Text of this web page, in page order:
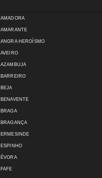
AMADORA
AMARANTE
ANGRA HEROÍSMO
AVEIRO
AZAMBUJA
BARREIRO
BEJA
BENAVENTE
BRAGA
BRAGANÇA
ERMESINDE
ESPINHO
ÉVORA
FAFE